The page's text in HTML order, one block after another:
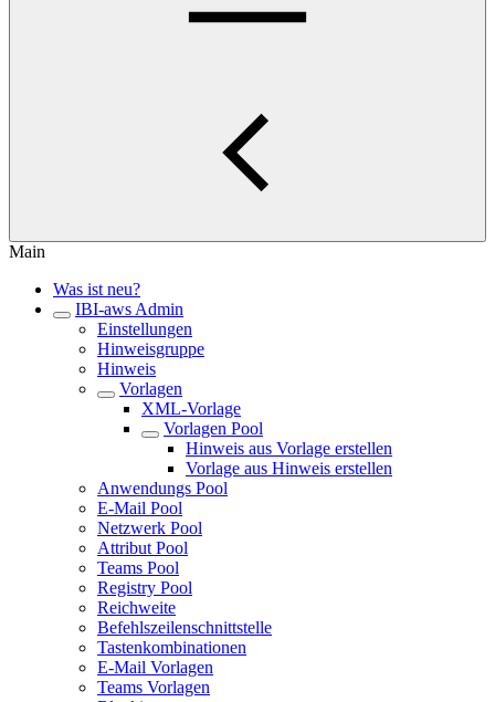
Main
Was ist neu?
IBI-aws Admin
Einstellungen
Hinweisgruppe
Hinweis
Vorlagen
XML-Vorlage
Vorlagen Pool
Hinweis aus Vorlage erstellen
Vorlage aus Hinweis erstellen
Anwendungs Pool
E-Mail Pool
Netzwerk Pool
Attribut Pool
Teams Pool
Registry Pool
Reichweite
Befehlszeilenschnittstelle
Tastenkombinationen
E-Mail Vorlagen
Teams Vorlagen